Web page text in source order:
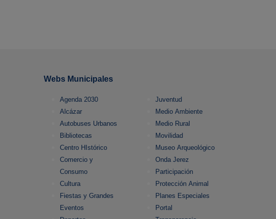
Webs Municipales
Agenda 2030
Alcázar
Autobuses Urbanos
Bibliotecas
Centro HIstórico
Comercio y
Consumo
Cultura
Fiestas y Grandes
Eventos
Juventud
Medio Ambiente
Medio Rural
Movilidad
Museo Arqueológico
Onda Jerez
Participación
Protección Animal
Planes Especiales
Portal